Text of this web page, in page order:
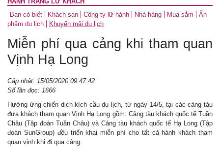
Bạn có biết
Khách sạn Công ty lữ hành Nhà hàng Mua sắm
Ấn
phẩm du lịch
Khuyến mãi du lịch
Miễn phí qua cảng khi tham quan
Vịnh Hạ Long
Cập nhật: 15/05/2020 09:47:42
Số lần đọc: 1666
Hưởng ứng chiến dịch kích cầu du lịch, từ ngày 14/5, tại các cảng tàu
đưa khách tham quan Vịnh Hạ Long gồm: Cảng tàu khách quốc tế Tuần
Châu (Tập đoàn Tuần Châu) và Cảng tàu khách quốc tế Hạ Long (Tập
đoàn SunGroup) đều triển khai miễn phí cho tất cả hành khách tham
quan vịnh khi đi qua cảng.